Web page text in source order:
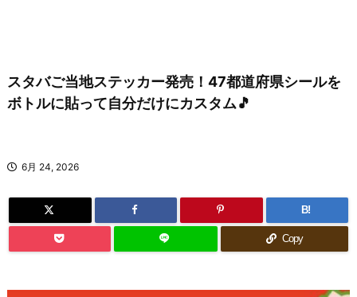
スタバご当地ステッカー発売！47都道府県シールを
ボトルに貼って自分だけにカスタム🎵
6月 24, 2026
B!
Copy